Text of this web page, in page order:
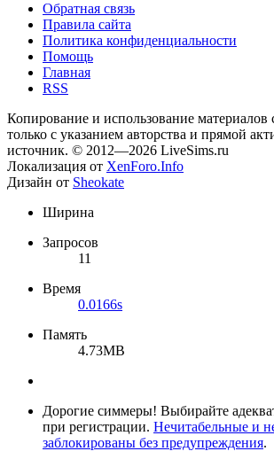
Обратная связь
Правила сайта
Политика конфиденциальности
Помощь
Главная
RSS
Копирование и использование материалов
только с указанием авторства и прямой
источник. © 2012—2026 LiveSims.ru
Локализация от XenForo.Info
Дизайн от Sheokate
Ширина
Запросов
11
Время
0.0166s
Память
4.73MB
Дорогие симмеры! Выбирайте
при регистрации. Нечитабельные и
заблокированы без предупреждения.